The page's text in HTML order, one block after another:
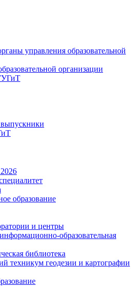
управления образовательной
организации
образование
и центры
образовательная
библиотека
техникум геодезии и картографии